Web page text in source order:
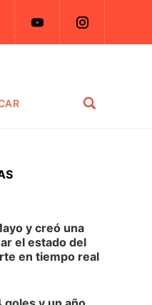
y creó una
el estado del
en tiempo real